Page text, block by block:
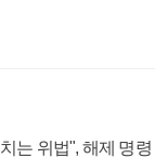
는 위법", 해제 명령